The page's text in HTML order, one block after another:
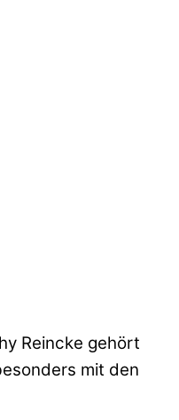
Reincke gehört
mit den